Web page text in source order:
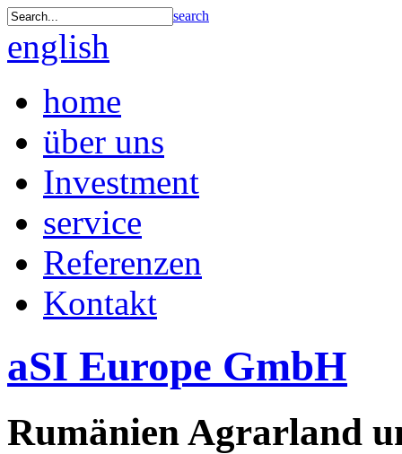
search
english
home
über uns
Investment
service
Referenzen
Kontakt
aSI Europe GmbH
RumänienAgrarland